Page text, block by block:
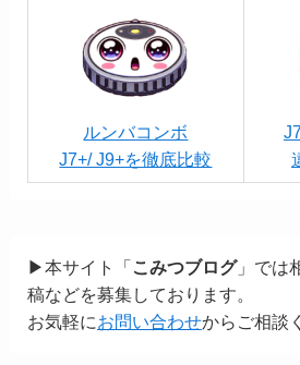
ルンバコンボ
J7+/ J9+を徹底比較
▶本サイト「こみつブログ」では
稿などを募集しております。
お気軽に お問い合わせからご相談